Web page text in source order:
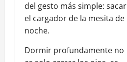
del gesto más simple: sacar
el cargador de la mesita de
noche.
Dormir profundamente no